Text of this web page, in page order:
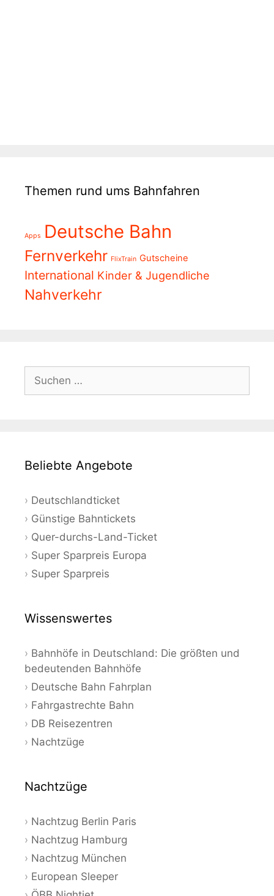
Themen rund ums Bahnfahren
Apps Deutsche Bahn
Fernverkehr FlixTrain Gutscheine
International Kinder & Jugendliche
Nahverkehr
nach:
Beliebte Angebote
Deutschlandticket
Günstige Bahntickets
Quer-durchs-Land-Ticket
Super Sparpreis Europa
Super Sparpreis
Wissenswertes
Bahnhöfe in Deutschland: Die größten und
bedeutenden Bahnhöfe
Deutsche Bahn Fahrplan
Fahrgastrechte Bahn
DB Reisezentren
Nachtzüge
Nachtzüge
Nachtzug Berlin Paris
Nachtzug Hamburg
Nachtzug München
European Sleeper